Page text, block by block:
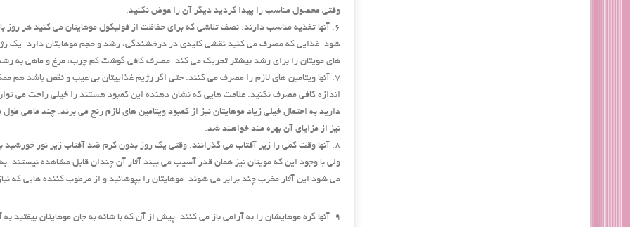
وقتی محصول مناسب را پیدا کردید دیگر آن را عوض نکنید.
6. آنها تغذیه مناسب دارند. نصف تلاشی که برای حفاظت از فولیکول موهایتان می کنید هر روز
های مویتان را برای رشد بیشتر تحریک می کند. مصرف کافی گوشت کم چرب، مرغ و ماهی به
7. آنها ویتامین های لازم را مصرف می کنند. حتی اگر رژیم غذاییتان بی عیب و نقص باشد هم
اندازه کافی مصرف نکنید. علامت هایی که نشان دهنده این کمبود هستند را خیلی راحت می
دارید به احتمال خیلی زیاد موهایتان نیز از کمبود ویتامین های لازم رنج می برند. چند ماهی
نیز از مزایای آن بهره مند خواهند شد.
8. آنها وقت کمی را زیر آفتاب می گذرانند. وقتی یک روز بدون کرم ضد آفتاب زیر نور خورشید
ولی با وجود این که مویتان نیز همان قدر آسیب می بیند آثار آن چندان قابل مشاهده نیستند.
می شود این آثار مخرب چند برابر می شوند. موهایتان را بپوشانید و از مرطوب کننده هایی که
9. آنها گره موهایشان را به آرامی باز می کنند. پیش از آن که با شانه به جان موهایتان بیفتید